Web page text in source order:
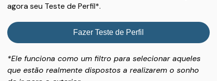
agora seu Teste de Perfil*.
Fazer Teste de Perfil
*Ele funciona como um filtro para selecionar aqueles
que estão realmente dispostos a realizarem o sonho